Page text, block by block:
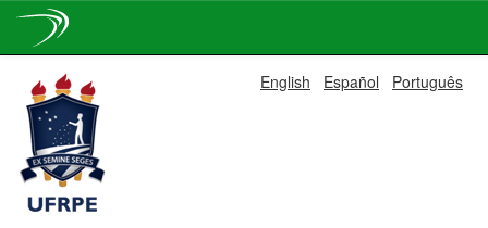
navigation
English Español Português